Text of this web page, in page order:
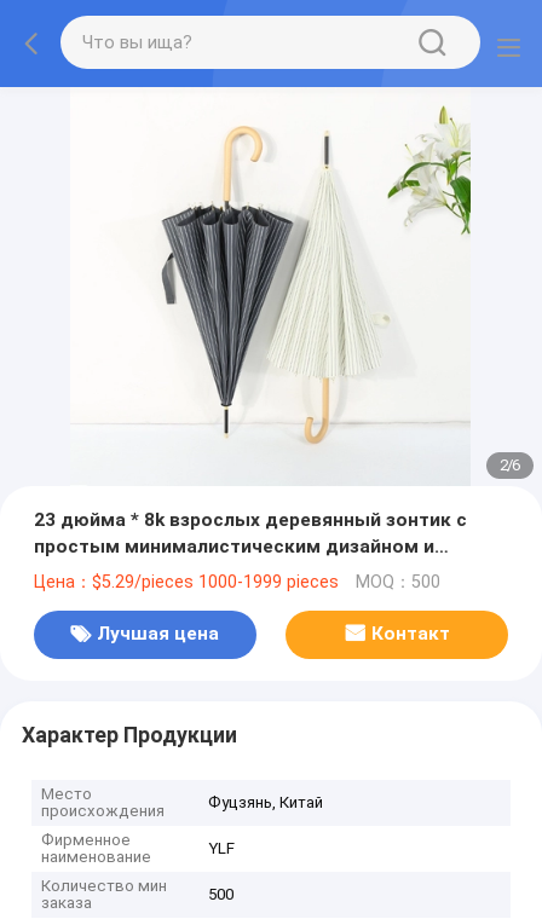
2/6
23 дюйма * 8k взрослых деревянный зонтик с
простым минималистическим дизайном и
персонализированной печатью
Цена：$5.29/pieces 1000-1999 pieces MOQ：500
Лучшая цена Контакт
Характер Продукции
Место
происхождения
Фуцзянь, Китай
Фирменное
наименование
YLF
Количество мин
заказа
500